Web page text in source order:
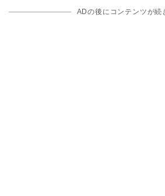
ADの後にコンテンツが続